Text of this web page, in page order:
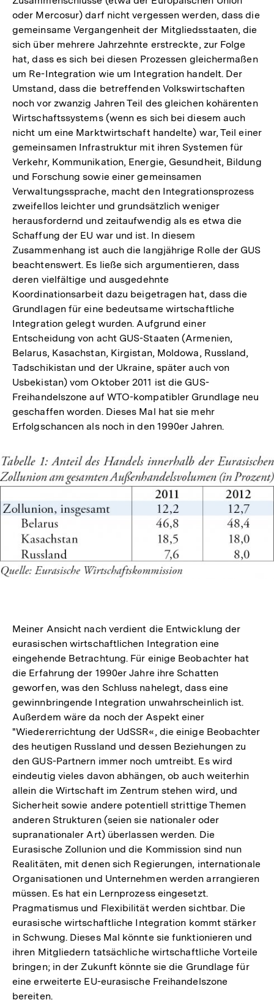
oder Mercosur) darf nicht vergessen werden, dass die
gemeinsame Vergangenheit der Mitgliedsstaaten, die
sich über mehrere Jahrzehnte erstreckte, zur Folge
hat, dass es sich bei diesen Prozessen gleichermaßen
um Re-Integration wie um Integration handelt. Der
Umstand, dass die betreffenden Volkswirtschaften
noch vor zwanzig Jahren Teil des gleichen kohärenten
Wirtschaftssystems (wenn es sich bei diesem auch
nicht um eine Marktwirtschaft handelte) war, Teil einer
gemeinsamen Infrastruktur mit ihren Systemen für
Verkehr, Kommunikation, Energie, Gesundheit, Bildung
und Forschung sowie einer gemeinsamen
Verwaltungssprache, macht den Integrationsprozess
zweifellos leichter und grundsätzlich weniger
herausfordernd und zeitaufwendig als es etwa die
Schaffung der EU war und ist. In diesem
Zusammenhang ist auch die langjährige Rolle der GUS
beachtenswert. Es ließe sich argumentieren, dass
deren vielfältige und ausgedehnte
Koordinationsarbeit dazu beigetragen hat, dass die
Grundlagen für eine bedeutsame wirtschaftliche
Integration gelegt wurden. Aufgrund einer
Entscheidung von acht GUS-Staaten (Armenien,
Belarus, Kasachstan, Kirgistan, Moldowa, Russland,
Tadschikistan und der Ukraine, später auch von
Usbekistan) vom Oktober 2011 ist die GUS-
Freihandelszone auf WTO-kompatibler Grundlage neu
geschaffen worden. Dieses Mal hat sie mehr
Erfolgschancen als noch in den 1990er Jahren.
Lightbox
öffnen
Meiner Ansicht nach verdient die Entwicklung der
eurasischen wirtschaftlichen Integration eine
eingehende Betrachtung. Für einige Beobachter hat
die Erfahrung der 1990er Jahre ihre Schatten
geworfen, was den Schluss nahelegt, dass eine
gewinnbringende Integration unwahrscheinlich ist.
Außerdem wäre da noch der Aspekt einer
"Wiedererrichtung der UdSSR«, die einige Beobachter
des heutigen Russland und dessen Beziehungen zu
den GUS-Partnern immer noch umtreibt. Es wird
eindeutig vieles davon abhängen, ob auch weiterhin
allein die Wirtschaft im Zentrum stehen wird, und
Sicherheit sowie andere potentiell strittige Themen
anderen Strukturen (seien sie nationaler oder
supranationaler Art) überlassen werden. Die
Eurasische Zollunion und die Kommission sind nun
Realitäten, mit denen sich Regierungen, internationale
Organisationen und Unternehmen werden arrangieren
müssen. Es hat ein Lernprozess eingesetzt.
Pragmatismus und Flexibilität werden sichtbar. Die
eurasische wirtschaftliche Integration kommt stärker
in Schwung. Dieses Mal könnte sie funktionieren und
ihren Mitgliedern tatsächliche wirtschaftliche Vorteile
bringen; in der Zukunft könnte sie die Grundlage für
eine erweiterte EU-eurasische Freihandelszone
bereiten.